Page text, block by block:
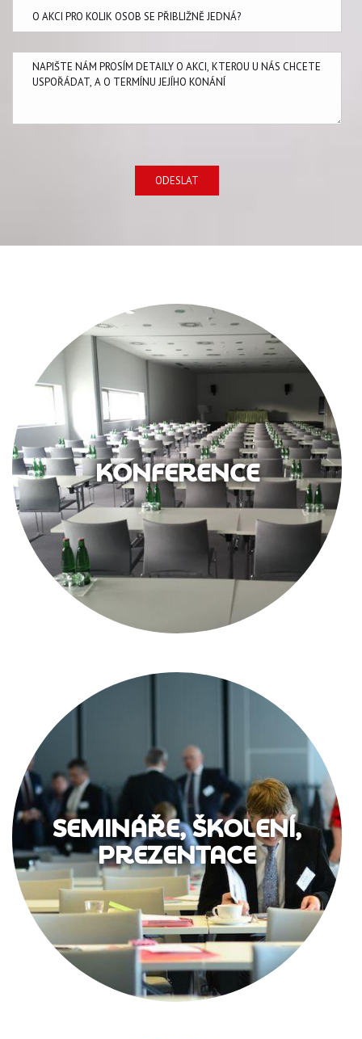
ODESLAT
KONFERENCE
SEMINÁŘE, ŠKOLENÍ,
PREZENTACE